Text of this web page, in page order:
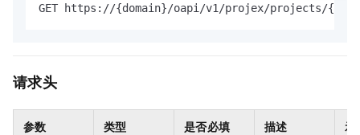
GET https://{domain}/oapi/v1/projex/projects/
请求头
参数 类型 是否必填 描述 示